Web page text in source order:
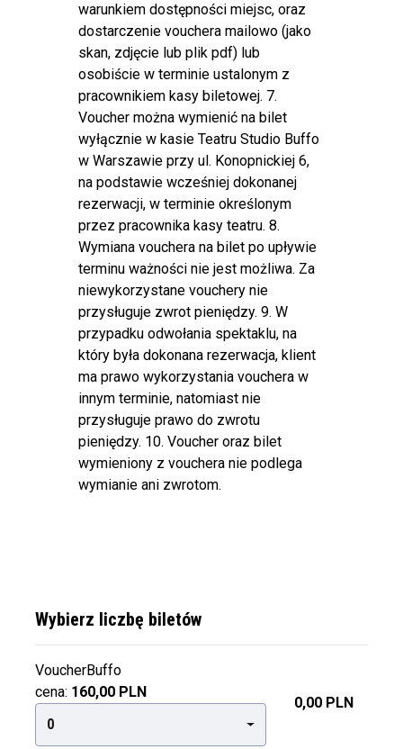
warunkiem dostępności miejsc, oraz
dostarczenie vouchera mailowo (jako
skan, zdjęcie lub plik pdf) lub
osobiście w terminie ustalonym z
pracownikiem kasy biletowej. 7.
Voucher można wymienić na bilet
wyłącznie w kasie Teatru Studio Buffo
w Warszawie przy ul. Konopnickiej 6,
na podstawie wcześniej dokonanej
rezerwacji, w terminie określonym
przez pracownika kasy teatru. 8.
Wymiana vouchera na bilet po upływie
terminu ważności nie jest możliwa. Za
niewykorzystane vouchery nie
przysługuje zwrot pieniędzy. 9. W
przypadku odwołania spektaklu, na
który była dokonana rezerwacja, klient
ma prawo wykorzystania vouchera w
innym terminie, natomiast nie
przysługuje prawo do zwrotu
pieniędzy. 10. Voucher oraz bilet
wymieniony z vouchera nie podlega
wymianie ani zwrotom.
Wybierz liczbę biletów
VoucherBuffo
cena: 160,00 PLN
0
0,00 PLN